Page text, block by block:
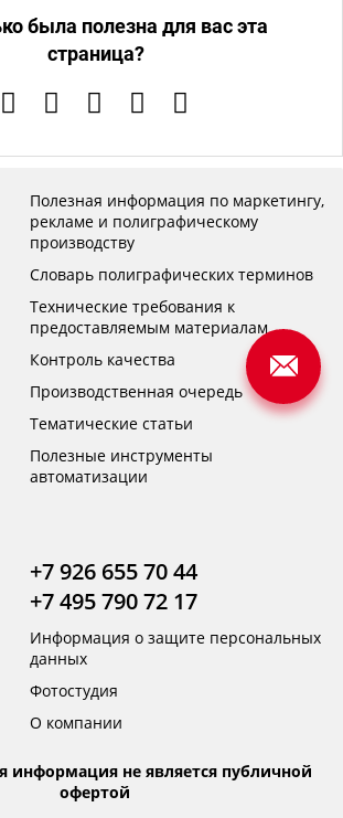
была полезна для вас эта
страница?
Полезная информация по маркетингу,
рекламе и полиграфическому
производству
Словарь полиграфических терминов
Технические требования к
предоставляемым материалам
Контроль качества
Производственная очередь
Тематические статьи
Полезные инструменты
автоматизации
+7 926 655 70 44
+7 495 790 72 17
Информация о защите персональных
данных
Фотостудия
О компании
информация не является публичной
офертой